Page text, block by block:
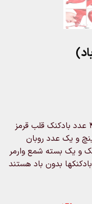
شامل: 1 عدد بادکنک حروف لاو قرمز و 4 عدد بادکنک قلب قرمز
و 1 عدد بادکنک قلب قرمز 22 اینچ و یک عدد روبان
و یک بسته شمع وارمر
بدون باد هستند